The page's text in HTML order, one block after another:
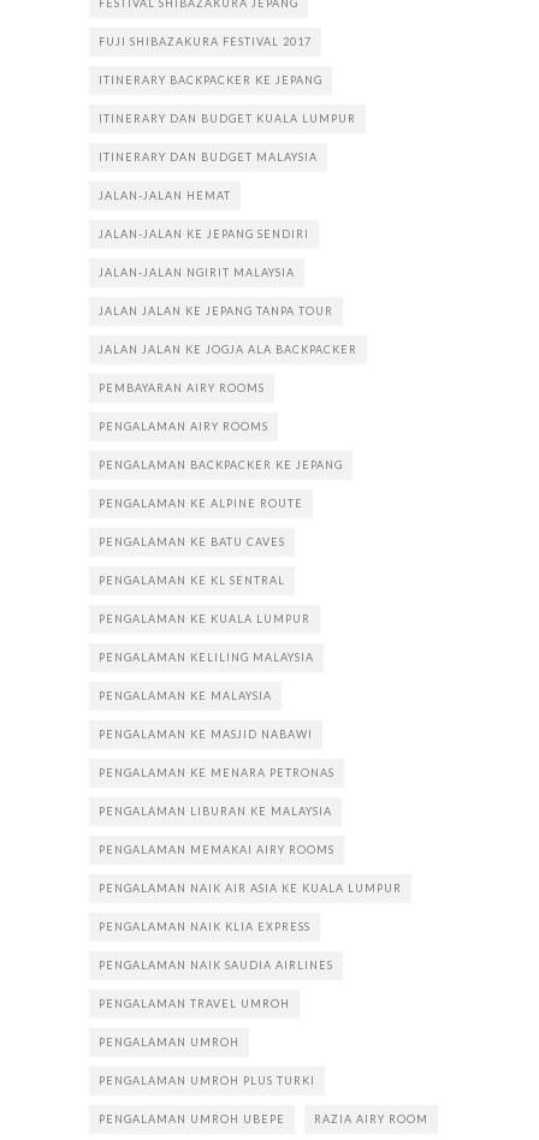
FUJI SHIBAZAKURA FESTIVAL 2017
ITINERARY BACKPACKER KE JEPANG
ITINERARY DAN BUDGET KUALA LUMPUR
ITINERARY DAN BUDGET MALAYSIA
JALAN-JALAN HEMAT
JALAN-JALAN KE JEPANG SENDIRI
JALAN-JALAN NGIRIT MALAYSIA
JALAN JALAN KE JEPANG TANPA TOUR
JALAN JALAN KE JOGJA ALA BACKPACKER
PEMBAYARAN AIRY ROOMS
PENGALAMAN AIRY ROOMS
PENGALAMAN BACKPACKER KE JEPANG
PENGALAMAN KE ALPINE ROUTE
PENGALAMAN KE BATU CAVES
PENGALAMAN KE KL SENTRAL
PENGALAMAN KE KUALA LUMPUR
PENGALAMAN KELILING MALAYSIA
PENGALAMAN KE MALAYSIA
PENGALAMAN KE MASJID NABAWI
PENGALAMAN KE MENARA PETRONAS
PENGALAMAN LIBURAN KE MALAYSIA
PENGALAMAN MEMAKAI AIRY ROOMS
PENGALAMAN NAIK AIR ASIA KE KUALA LUMPUR
PENGALAMAN NAIK KLIA EXPRESS
PENGALAMAN NAIK SAUDIA AIRLINES
PENGALAMAN TRAVEL UMROH
PENGALAMAN UMROH
PENGALAMAN UMROH PLUS TURKI
PENGALAMAN UMROH UBEPE RAZIA AIRY ROOM